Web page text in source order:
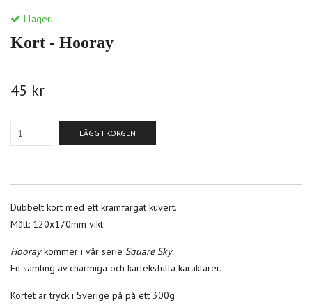
I lager.
Kort - Hooray
45 kr
LÄGG I KORGEN
Dubbelt kort med ett krämfärgat kuvert.
Mått: 120x170mm vikt
Hooraykommer i vår serie Square Sky.
En samling av charmiga och kärleksfulla karaktärer.
Kortet är tryck i Sverige på på ett 300g